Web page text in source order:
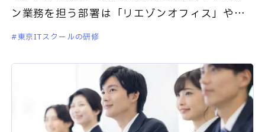
ン業務を担う部署は「リエゾンオフィス」や
「リエゾンセンター」、従業員は「リエゾンス
東京ITスクールの研修